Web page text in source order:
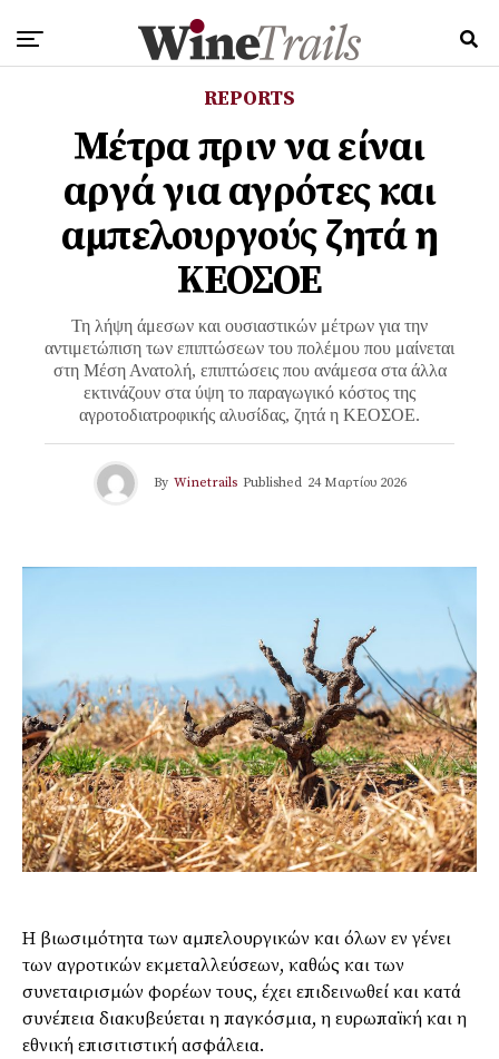
REPORTS
Μέτρα πριν να είναι
αργά για αγρότες και
αμπελουργούς ζητά η
ΚΕΟΣΟΕ
Τη λήψη άμεσων και ουσιαστικών μέτρων για την
αντιμετώπιση των επιπτώσεων του πολέμου που μαίνεται
στη Μέση Ανατολή, επιπτώσεις που ανάμεσα στα άλλα
εκτινάζουν στα ύψη το παραγωγικό κόστος της
αγροτοδιατροφικής αλυσίδας, ζητά η ΚΕΟΣΟΕ.
By Winetrails Published 24 Μαρτίου 2026
Η βιωσιμότητα των αμπελουργικών και όλων εν γένει
των αγροτικών εκμεταλλεύσεων, καθώς και των
συνεταιρισμών φορέων τους, έχει επιδεινωθεί και κατά
συνέπεια διακυβεύεται η παγκόσμια, η ευρωπαϊκή και η
εθνική επισιτιστική ασφάλεια.